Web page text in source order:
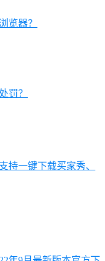
览器？
罚？
持一键下载买家秀、